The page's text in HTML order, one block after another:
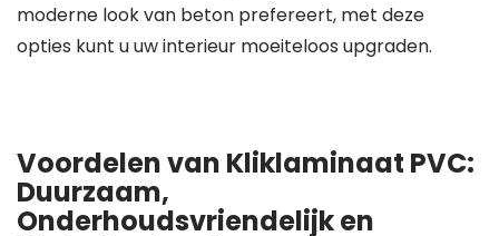
moderne look van beton prefereert, met deze
opties kunt u uw interieur moeiteloos upgraden.
Voordelen van Kliklaminaat PVC:
Duurzaam,
Onderhoudsvriendelijk en